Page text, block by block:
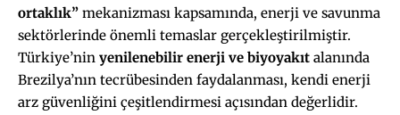
ortaklık” mekanizması kapsamında, enerji ve savunma
sektörlerinde önemli temaslar gerçekleştirilmiştir.
Türkiye’nin yenilenebilir enerji ve biyoyakıt alanında
Brezilya’nın tecrübesinden faydalanması, kendi enerji
arz güvenliğini çeşitlendirmesi açısından değerlidir.